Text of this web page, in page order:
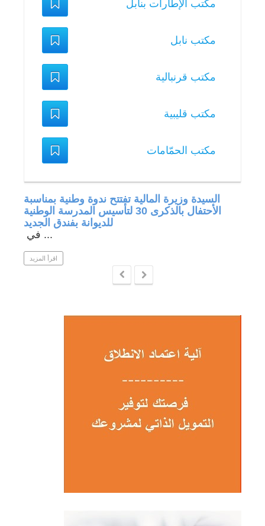
مكتب الإطارات بنابل
مكتب نابل
مكتب قرنبالية
مكتب قليبية
مكتب الحمّامات
السيدة وزيرة المالية تفتتح ندوة وطنية بمناسبة
الأحتفال بالذكرى 30 لتأسيس المدرسة الوطنية
للديوانة بفندق الجديد
في ...
اقرأ المزيد